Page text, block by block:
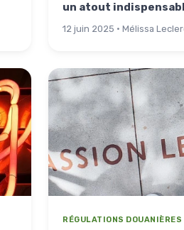
un atout
12 juin 2025 · Mélissa
RÉGULATIONS DOUANIÈRES